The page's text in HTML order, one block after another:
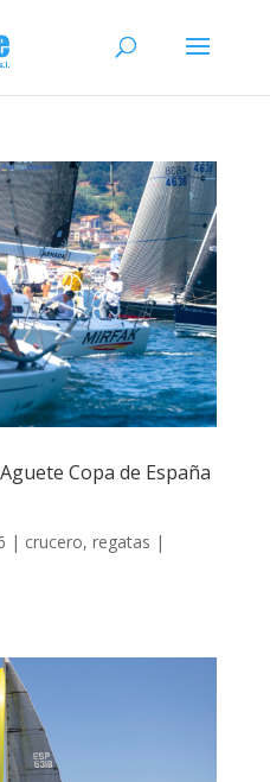
Copa de España
| crucero, regatas |